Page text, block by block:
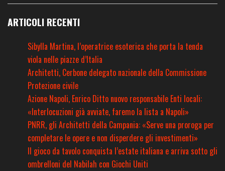
ARTICOLI RECENTI
Sibylla Martina, l’operatrice esoterica che porta la tenda
viola nelle piazze d’Italia
Architetti, Cerbone delegato nazionale della Commissione
Protezione civile
Azione Napoli, Enrico Ditto nuovo responsabile Enti locali:
«Interlocuzioni già avviate, faremo la lista a Napoli»
PNRR, gli Architetti della Campania: «Serve una proroga per
completare le opere e non disperdere gli investimenti»
Il gioco da tavolo conquista l’estate italiana e arriva sotto gli
ombrelloni del Nabilah con Giochi Uniti